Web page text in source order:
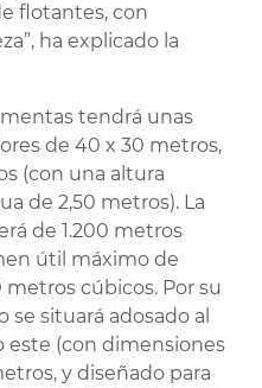
flotantes, con
ha explicado la
tendrá unas
de 40 x 30 metros,
(con una altura
de 2,50 metros). La
de 1.200 metros
útil máximo de
cúbicos. Por su
situará adosado al
este (con dimensiones
y diseñado para